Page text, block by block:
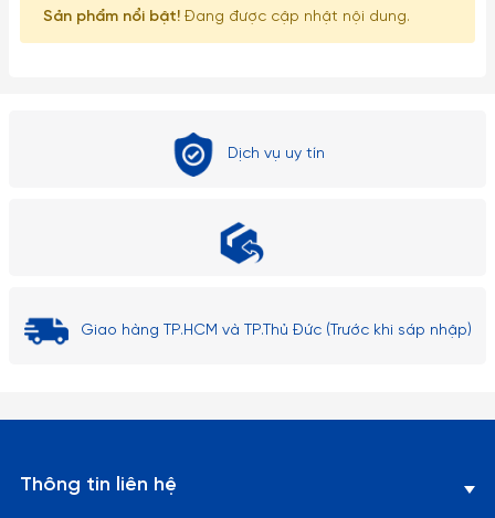
Sản phẩm nổi bật! Đang được cập nhật nội dung.
Dịch vụ uy tín
Giao hàng TP.HCM và TP.Thủ Đức (Trước khi sáp nhập)
Thông tin liên hệ